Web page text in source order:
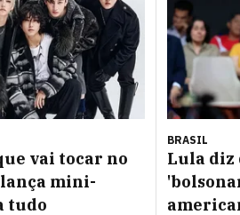
vai tocar no
mini-
tudo
BRASIL
Lula diz